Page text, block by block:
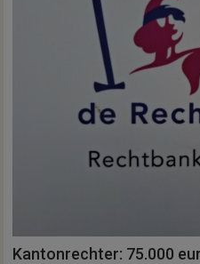
Kantonrechter: 75.000